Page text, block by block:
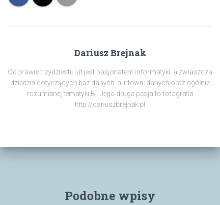
Dariusz Brejnak
Od prawie trzydziestu lat jest pasjonatem informatyki, a zwłaszcza
dziedzin dotyczących baz danych, hurtowni danych oraz ogólnie
rozumianej tematyki BI. Jego druga pasja to fotografia
http://dariuszbrejnak.pl
Podobne wpisy